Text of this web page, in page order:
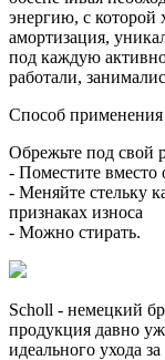
энергию, с которой
амортизация,
под каждую
работали,
Способ применения
Обрежьте под свой
- Поместите
- Меняйте стельку
признаках износа
- Можно стирать.
Scholl - немецкий
продукция давно
идеального ухода